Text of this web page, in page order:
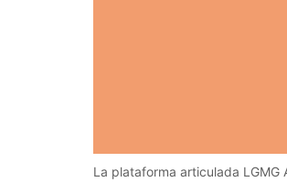
La plataforma articulada